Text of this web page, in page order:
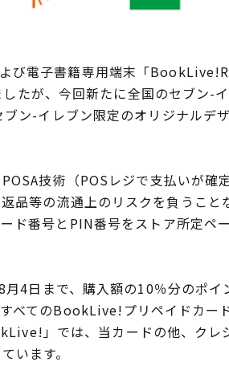
び電子書籍専用端末「
たが、今回新たに全国のセブン-
ン-イレブン限定のオリジナルデ
技術（POSレジで支払いが確
品等の流通上のリスクを負うこ
ド番号とPIN番号をストア所定ペ
4日まで、購入額の10％分のポ
べてのBookLive!プリペイドカー
」では、当カードの他、クレ
います。